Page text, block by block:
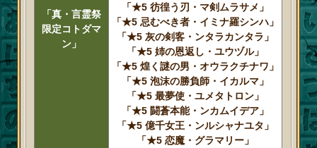
「真・言霊祭
限定コトダマ
ン」
「★5 彷徨う刃・マ剣ムラサメ」
「★5 忌むべき者・イミナ羅シンハ」
「★5 灰の剣客・ンタラカンタラ」
「★5 姉の恩返し・ユウヅル」
「★5 煌く謎の男・オウラクチナワ」
「★5 泡沫の勝負師・イカルマ」
「★5 最夢使・ユメタトロン」
「★5 闘蒼本能・ンカムイデア」
「★5 億千女王・ンルシャナユタ」
「★5 恋魔・グラマリー」